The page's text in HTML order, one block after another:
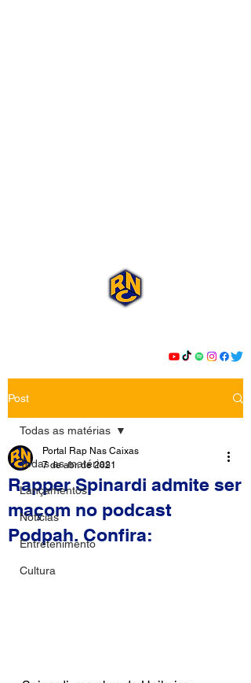
Post
Todas as matérias
Lançamentos
Notícias
Entretenimento
Cultura
Todas as matérias
Rapper Spinardi admite ser
maçom no podcast
Podpah. Confira:
Portal Rap Nas Caixas
7 de abr. de 2021